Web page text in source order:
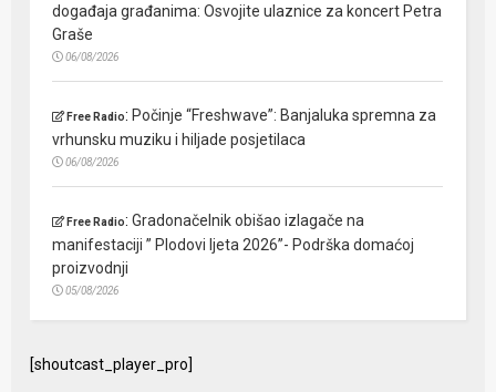
događaja građanima: Osvojite ulaznice za koncert Petra
Graše
06/08/2026
Free Radio: Počinje “Freshwave”: Banjaluka spremna za
vrhunsku muziku i hiljade posjetilaca
06/08/2026
Free Radio:Gradonačelnik obišao izlagače na
manifestaciji ” Plodovi ljeta 2026”- Podrška domaćoj
proizvodnji
05/08/2026
[shoutcast_player_pro]